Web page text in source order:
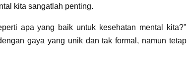
kita sangatlah penting.
apa yang baik untuk kesehatan mental kita?"
gaya yang unik dan tak formal, namun tetap